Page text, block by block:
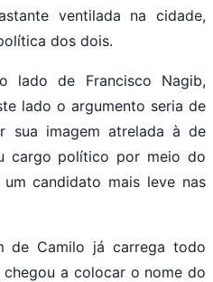
ventilada na cidade,
dos dois.
lado de Francisco Nagib,
lado o argumento seria de
sua imagem atrelada à de
cargo político por meio do
candidato mais leve nas
de Camilo já carrega todo
a colocar o nome do